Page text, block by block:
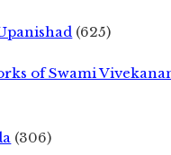
(625)
of Swami
(306)